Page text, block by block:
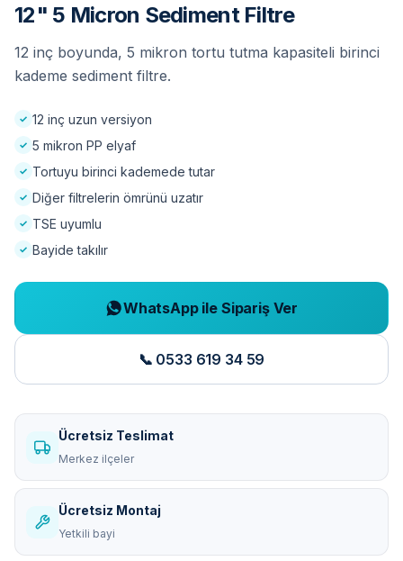
12" 5 Micron Sediment Filtre
12 inç boyunda, 5 mikron tortu tutma kapasiteli birinci
kademe sediment filtre.
12 inç uzun versiyon
5 mikron PP elyaf
Tortuyu birinci kademede tutar
Diğer filtrelerin ömrünü uzatır
TSE uyumlu
Bayide takılır
WhatsApp ile Sipariş Ver
📞 0533 619 34 59
Ücretsiz Teslimat
Merkez ilçeler
Ücretsiz Montaj
Yetkili bayi